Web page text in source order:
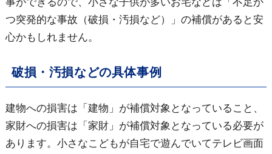
つ突発的な事故（破損・汚損など）」の補償があると安
心かもしれません。
破損・汚損などの具体事例
建物への損害は「建物」が補償対象となっていること、
家財への損害は「家財」が補償対象となっている必要が
あります。小さなこどもが自宅で遊んでいてテレビ画面